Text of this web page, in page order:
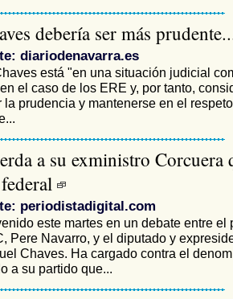
debería ser más
diariodenavarra.es
está "en una situación judicial
el caso de los ERE y, por tanto,
prudencia y mantenerse en el
a su exministro Corcuera
periodistadigital.com
este martes en un debate entre el
Pere Navarro, y el diputado y
Chaves. Ha cargado contra el
a su partido que...